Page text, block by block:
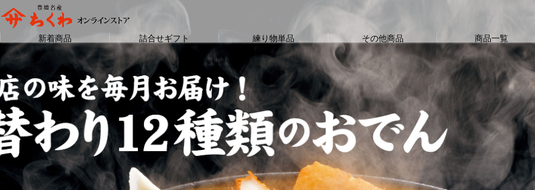
新着商品 詰合せギフト 練り物単品 その他商品 商品一覧